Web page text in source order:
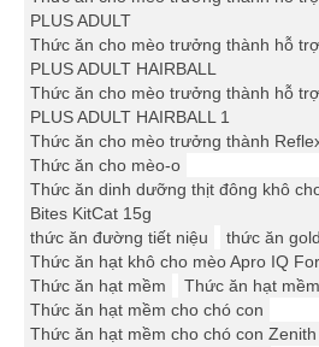
PLUS ADULT
Thức ăn cho mèo trưởng thành hỗ
PLUS ADULT HAIRBALL
Thức ăn cho mèo trưởng thành hỗ
PLUS ADULT HAIRBALL 1
Thức ăn cho mèo trưởng thành
Thức ăn cho mèo-o
Thức ăn dinh dưỡng thịt đông khô
Bites KitCat 15g
thức ăn đường tiết niệu
thức ăn gold
Thức ăn hạt khô cho mèo Apro IQ
Thức ăn hạt mềm
Thức ăn hạt
Thức ăn hạt mềm cho chó con
Thức ăn hạt mềm cho chó con Zenith